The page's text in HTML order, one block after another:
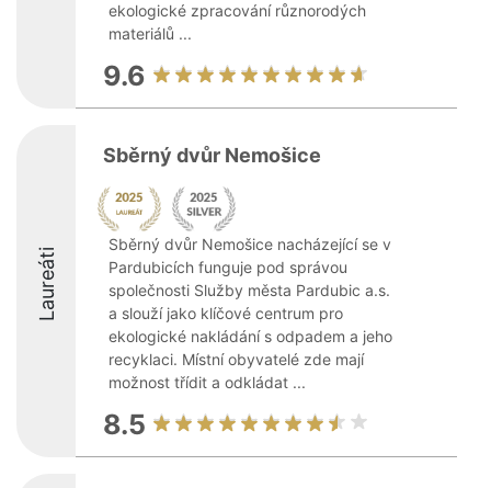
ekologické zpracování různorodých
materiálů ...
9.6
Laureáti
Sběrný dvůr Nemošice
Sběrný dvůr Nemošice nacházející se v
Pardubicích funguje pod správou
společnosti Služby města Pardubic a.s.
a slouží jako klíčové centrum pro
ekologické nakládání s odpadem a jeho
recyklaci. Místní obyvatelé zde mají
možnost třídit a odkládat ...
8.5